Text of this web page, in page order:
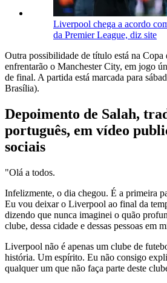
Liverpool chega a acordo
da Premier League, diz site
Outra possibilidade de título está na Copa
enfrentarão o Manchester City, em jogo
de final. A partida está marcada para
Brasília).
Depoimento de Salah,
português, em vídeo
sociais
"Olá a todos.
Infelizmente, o dia chegou. É a primeira
Eu vou deixar o Liverpool ao final da
dizendo que nunca imaginei o quão
clube, dessa cidade e dessas pessoas em
Liverpool não é apenas um clube de
história. Um espírito. Eu não consigo
qualquer um que não faça parte deste